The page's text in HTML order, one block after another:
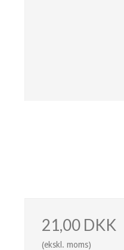
21,00 DKK
(ekskl. moms)